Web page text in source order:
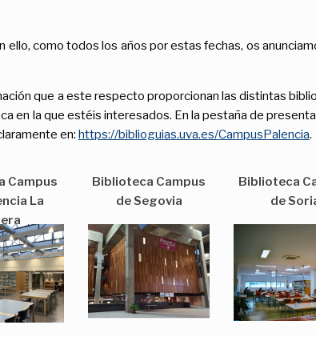
como todos los años por estas fechas, os
que a este respecto proporcionan las distintas
en la que estéis interesados. En la pestaña de
en: https://biblioguias.uva.es/CampusPalencia.
Campus
La
Biblioteca Campus
de Segovia
Biblioteca
de